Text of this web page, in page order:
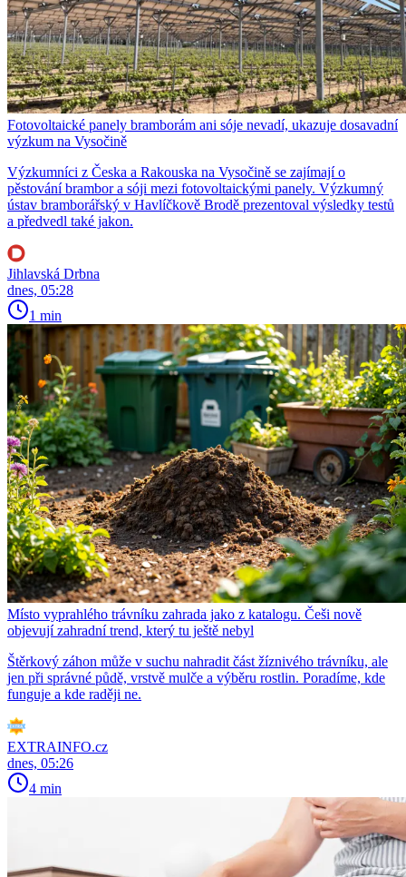
Fotovoltaické panely bramborám ani sóje nevadí, ukazuje dosavadní
výzkum na Vysočině
Výzkumníci z Česka a Rakouska na Vysočině se zajímají o
pěstování brambor a sóji mezi fotovoltaickými panely. Výzkumný
ústav bramborářský v Havlíčkově Brodě prezentoval výsledky testů
a předvedl také jakon.
Jihlavská Drbna
dnes, 05:28
1 min
Místo vyprahlého trávníku zahrada jako z katalogu. Češi nově
objevují zahradní trend, který tu ještě nebyl
Štěrkový záhon může v suchu nahradit část žíznivého trávníku, ale
jen při správné půdě, vrstvě mulče a výběru rostlin. Poradíme, kde
funguje a kde raději ne.
EXTRAINFO.cz
dnes, 05:26
4 min